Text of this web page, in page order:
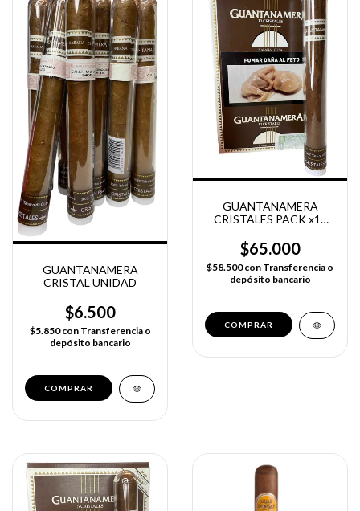
GUANTANAMERA
CRISTAL UNIDAD
$6.500
$5.850con Transferencia o
depósito bancario
GUANTANAMERA
CRISTALES PACK x10
$65.000
$58.500con Transferencia o
depósito bancario